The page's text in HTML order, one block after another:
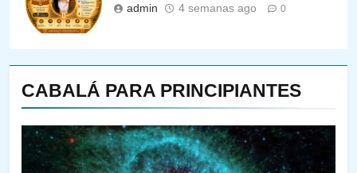
CABALÁ PARA PRINCIPIANTES
admin 4 semanas ago 0